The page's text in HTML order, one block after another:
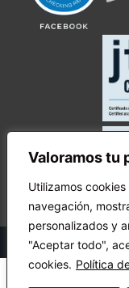
Valoramos tu
Utilizamos
navegación,
personalizados y
"Aceptar todo",
cookies. Política
© Copyright Ecuador